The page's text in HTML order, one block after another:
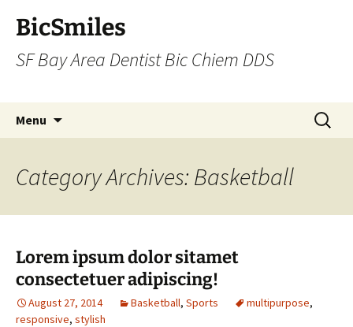
BicSmiles
SF Bay Area Dentist Bic Chiem DDS
Menu
Search
for:
Category Archives: Basketball
Lorem ipsum dolor sitamet
consectetuer adipiscing!
August 27, 2014 Basketball, Sports multipurpose,
responsive, stylish